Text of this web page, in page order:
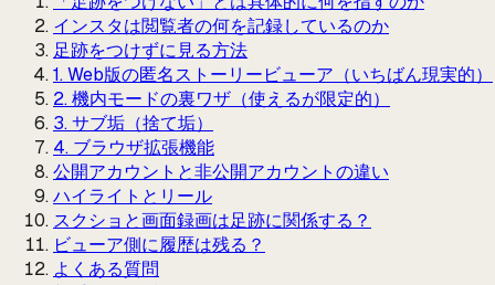
インスタは閲覧者の何を記録しているのか
足跡をつけずに見る方法
1. Web版の匿名ストーリービューア（いちばん現実的）
2. 機内モードの裏ワザ（使えるが限定的）
3. サブ垢（捨て垢）
4. ブラウザ拡張機能
公開アカウントと非公開アカウントの違い
ハイライトとリール
スクショと画面録画は足跡に関係する？
ビューア側に履歴は残る？
よくある質問